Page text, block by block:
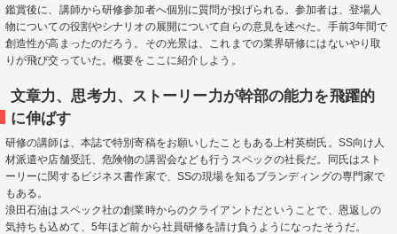
鑑賞後に、講師から研修参加者へ個別に質問が投げられる。参加者は、登場人
物についての役割やシナリオの展開について自らの意見を述べた。手前3年間で
創造性が高まったのだろう。その光景は、これまでの業界研修にはないやり取
りが飛び交っていた。概要をここに紹介しよう。
文章力、思考力、ストーリー力が幹部の能力を飛躍的
に伸ばす
研修の講師は、本誌で特別寄稿をお願いしたこともある上村英樹氏。SS向け人
材派遣や店舗受託、危険物の講習会なども行うスペックの社長だ。同氏はスト
ーリーに関するビジネス書作家で、SSの現場を知るブランディングの専門家で
もある。
浪田石油はスペック社の創業時からのクライアントだということで、恩返しの
気持ちも込めて、5年ほど前から社員研修を請け負うようになったそうだ。